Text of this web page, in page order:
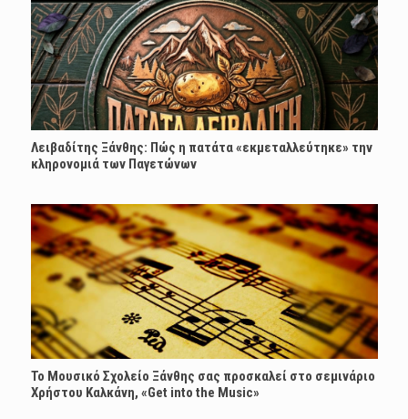
Λειβαδίτης Ξάνθης: Πώς η πατάτα «εκμεταλλεύτηκε» την
κληρονομιά των Παγετώνων
Το Μουσικό Σχολείο Ξάνθης σας προσκαλεί στο σεμινάριο
Χρήστου Καλκάνη, «Get into the Music»